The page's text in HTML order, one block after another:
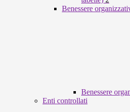
Benessere
Benessere
Enti controllati